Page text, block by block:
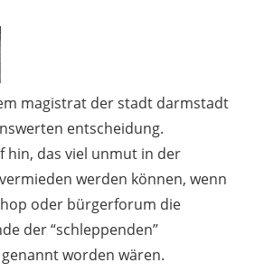
magistrat der stadt darmstadt
entscheidung.
hin, das viel unmut in der
werden können, wenn
oder bürgerforum die
der “schleppenden”
worden wären.